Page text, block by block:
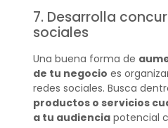
7. Desarrolla
sociales
Una buena forma de
de tu negocio es
redes sociales. Busca
productos o servicios
a tu audienciapotencial